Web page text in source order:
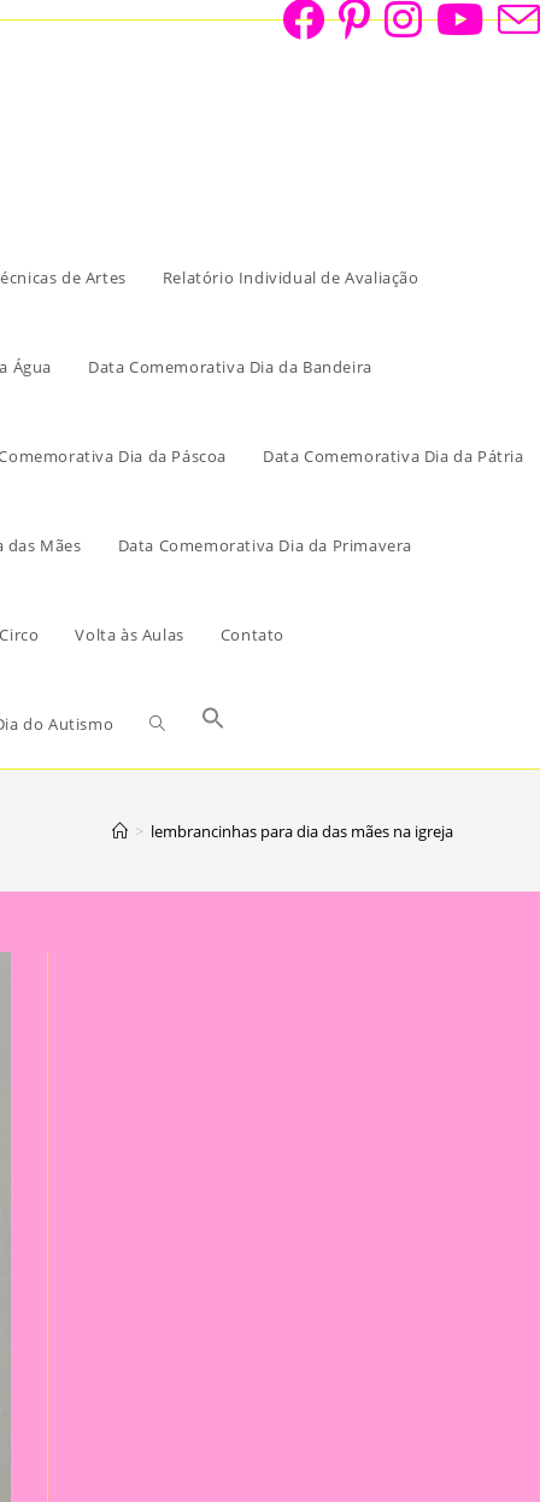
de Artes Relatório Individual de Avaliação
Água Data Comemorativa Dia da Bandeira
Dia da Páscoa Data Comemorativa Dia da Pátria
das Mães Data Comemorativa Dia da Primavera
Volta às Aulas Contato
do Autismo
> lembrancinhas para dia das mães na igreja